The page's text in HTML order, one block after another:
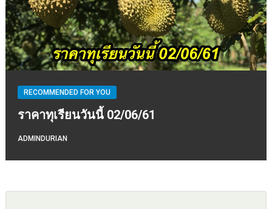
RECOMMENDED FOR YOU
ราคาทุเรียนวันนี้ 02/06/61
ADMINDURIAN